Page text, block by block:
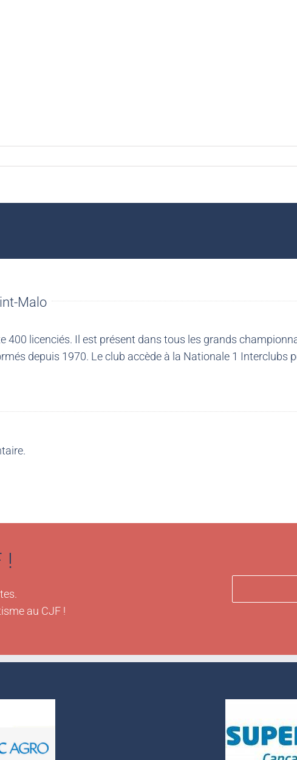
Malo
400 licenciés. Il est présent dans tous les grands
depuis 1970. Le club accède à la Nationale 1 Interclubs
!
au CJF !